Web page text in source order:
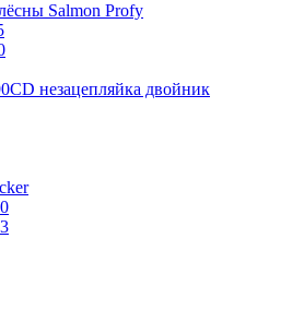
Salmon Profy
незацепляйка двойник